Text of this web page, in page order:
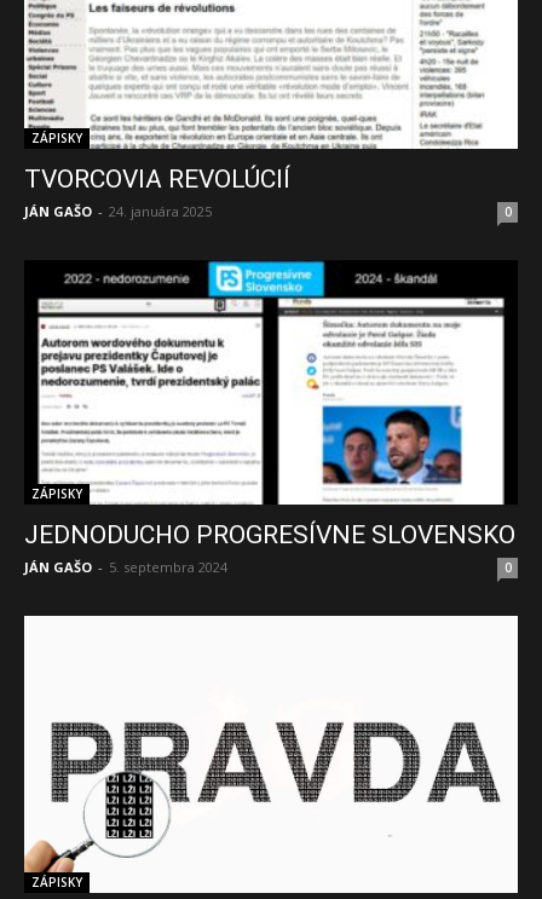
ZÁPISKY
TVORCOVIA REVOLÚCIÍ
JÁN GAŠO - 24. januára 2025 0
ZÁPISKY
JEDNODUCHO PROGRESÍVNE SLOVENSKO
JÁN GAŠO - 5. septembra 2024 0
ZÁPISKY